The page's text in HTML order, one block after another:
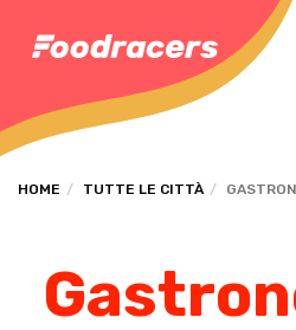
HOME TUTTE LE CITTÀ